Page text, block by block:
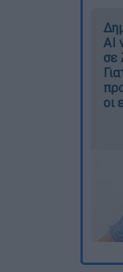
AI
σε
οι